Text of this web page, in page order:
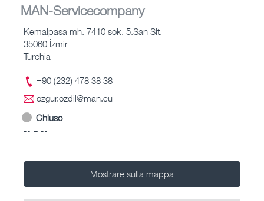
MAN-Servicecompany
Kemalpasa mh. 7410 sok. 5.San Sit.
35060 İzmir
Turchia
+90 (232) 478 38 38
ozgur.ozdil@man.eu
Chiuso
-- – --
Mostrare sulla mappa